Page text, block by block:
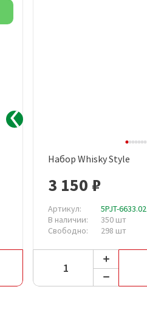
Набор Whisky Style
3 150 ₽
Артикул:
5PJT-6633.02
В наличии:
350 шт
Свободно:
298 шт